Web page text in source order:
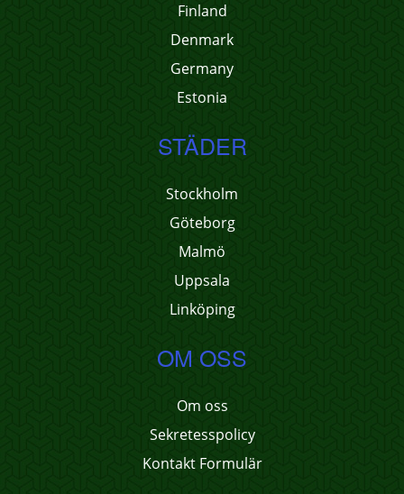
Finland
Denmark
Germany
Estonia
STÄDER
Stockholm
Göteborg
Malmö
Uppsala
Linköping
OM OSS
Om oss
Sekretesspolicy
Kontakt Formulär